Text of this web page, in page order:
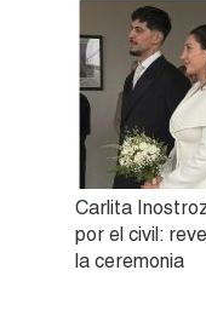
Carlita
por el civil:
la ceremonia